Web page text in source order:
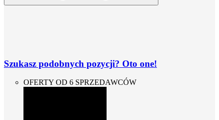
Szukasz podobnych pozycji? Oto one!
OFERTY OD 6 SPRZEDAWCÓW